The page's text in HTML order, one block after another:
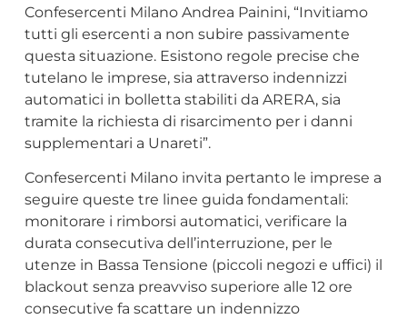
Confesercenti Milano Andrea Painini, “Invitiamo
tutti gli esercenti a non subire passivamente
questa situazione. Esistono regole precise che
tutelano le imprese, sia attraverso indennizzi
automatici in bolletta stabiliti da ARERA, sia
tramite la richiesta di risarcimento per i danni
supplementari a Unareti”.
Confesercenti Milano invita pertanto le imprese a
seguire queste tre linee guida fondamentali:
monitorare i rimborsi automatici, verificare la
durata consecutiva dell’interruzione, per le
utenze in Bassa Tensione (piccoli negozi e uffici) il
blackout senza preavviso superiore alle 12 ore
consecutive fa scattare un indennizzo